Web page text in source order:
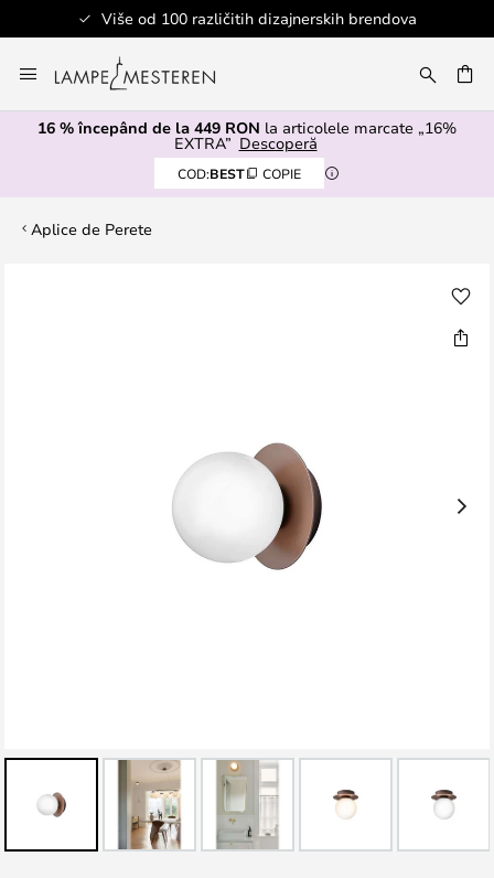
Više od 100 različitih dizajnerskih brendova
la
Continut
16 % începând de la 449 RON la articolele marcate „16%
EXTRA” Descoperă
COD:BEST COPIE
Aplice de Perete